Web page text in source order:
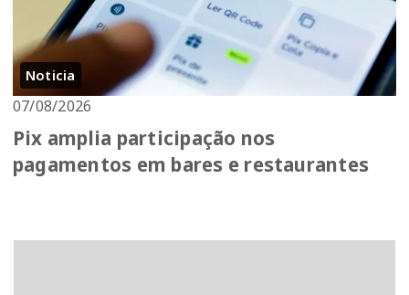
Noticia
07/08/2026
Pix amplia participação nos
pagamentos em bares e restaurantes